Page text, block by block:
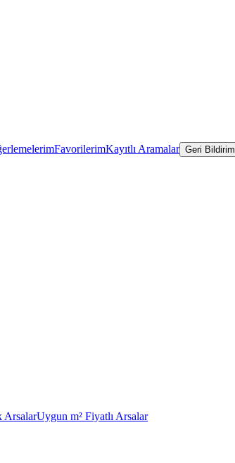
FavorilerimKayıtlı Aramalar Geri Bildirim
ArsalarUygun m² Fiyatlı Arsalar